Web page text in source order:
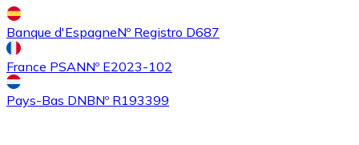
Banque d'EspagneNº Registro D687
France PSANNº E2023-102
Pays-Bas DNBNº R193399